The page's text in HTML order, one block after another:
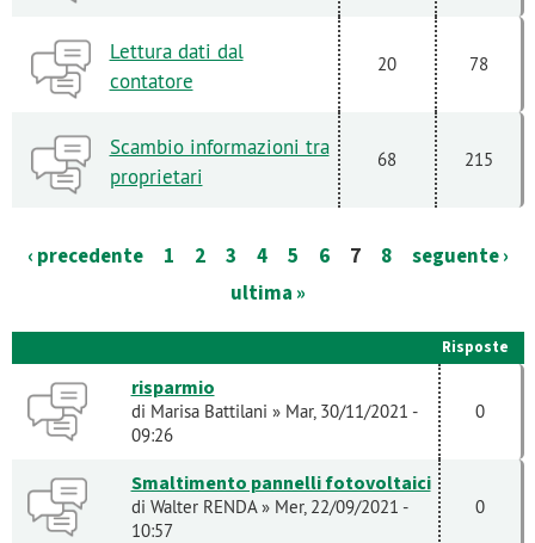
Lettura dati dal
contatore
20 78
Scambio informazioni tra
proprietari
68 215
‹ precedente 1 2 3 4 5 6 7 8
seguente ›
ultima »
Risposte
risparmio
di Marisa Battilani » Mar, 30/11/2021 -
09:26
0
Smaltimento pannelli fotovoltaici
di Walter RENDA» Mer, 22/09/2021 -
10:57
0